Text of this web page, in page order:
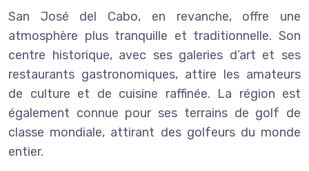
San José del Cabo, en revanche, offre une
atmosphère plus tranquille et traditionnelle. Son
centre historique, avec ses galeries d’art et ses
restaurants gastronomiques, attire les amateurs
de culture et de cuisine raffinée. La région est
également connue pour ses terrains de golf de
classe mondiale, attirant des golfeurs du monde
entier.